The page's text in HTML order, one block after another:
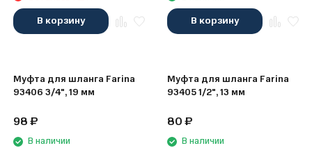
В корзину В корзину
Муфта для шланга Farina
93406 3/4", 19 мм
98₽
В наличии
Муфта для шланга Farina
93405 1/2", 13 мм
80₽
В наличии